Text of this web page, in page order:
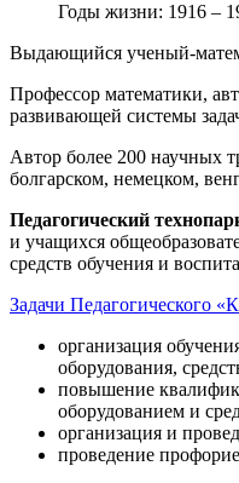
Годы жизни: 1916 –
Выдающийся ученый-
Профессор математики,
развивающей системы
Автор более 200 научных
болгарском, немецком,
Педагогический
и учащихся
средств обучения и
Задачи Педагогического
организация
оборудования,
повышение
оборудованием и
организация и
проведение